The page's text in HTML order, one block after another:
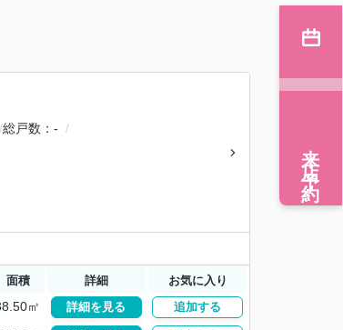
総戸数
-
面積 詳細 お気に入り
㎡ 詳細を見る 追加する
来店予約